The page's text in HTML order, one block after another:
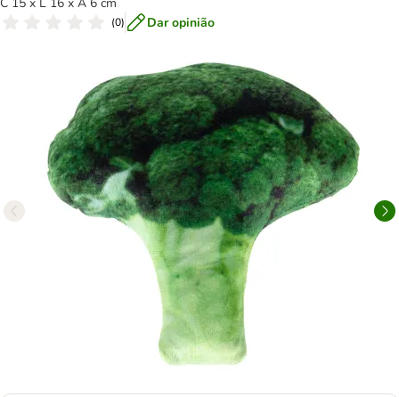
(0) Dar opinião